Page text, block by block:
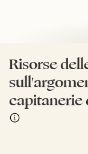
Risorse
capitanerie